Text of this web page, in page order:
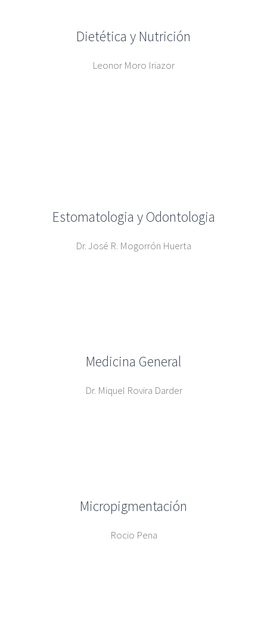
Dietética y Nutrición
Leonor Moro Iriazor
Estomatologia y Odontologia
Dr. José R. Mogorrón Huerta
Medicina General
Dr. Miquel Rovira Darder
Micropigmentación
Rocio Pena